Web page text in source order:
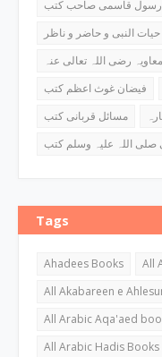
رسول قاسمی صاحب کتب
النبی و حاضر و ناظر
رضی اللہ تعالی عنہ
فیضان غوث اعظم کتب
مسائل قربانی کتب
صلی اللہ علیہ وسلم کتب
Tags
Ahadees Books
All
All Akabareen e
All Arabic Aqa'aed
All Arabic Hadis Books